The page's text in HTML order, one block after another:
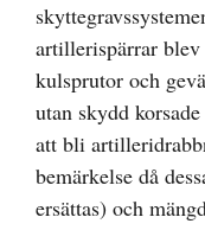
artillerispärrar
kulsprutor och
utan skydd
att bli
bemärkelse då
ersättas) och